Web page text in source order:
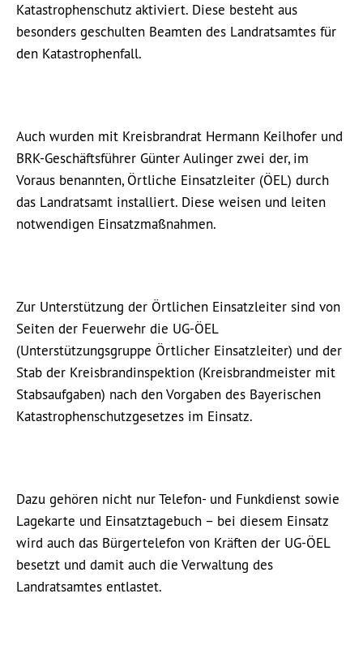
Katastrophenschutz aktiviert. Diese besteht aus
besonders geschulten Beamten des Landratsamtes für
den Katastrophenfall.
Auch wurden mit Kreisbrandrat Hermann Keilhofer und
BRK-Geschäftsführer Günter Aulinger zwei der, im
Voraus benannten, Örtliche Einsatzleiter (ÖEL) durch
das Landratsamt installiert. Diese weisen und leiten
notwendigen Einsatzmaßnahmen.
Zur Unterstützung der Örtlichen Einsatzleiter sind von
Seiten der Feuerwehr die UG-ÖEL
(Unterstützungsgruppe Örtlicher Einsatzleiter) und der
Stab der Kreisbrandinspektion (Kreisbrandmeister mit
Stabsaufgaben) nach den Vorgaben des Bayerischen
Katastrophenschutzgesetzes im Einsatz.
Dazu gehören nicht nur Telefon- und Funkdienst sowie
Lagekarte und Einsatztagebuch – bei diesem Einsatz
wird auch das Bürgertelefon von Kräften der UG-ÖEL
besetzt und damit auch die Verwaltung des
Landratsamtes entlastet.